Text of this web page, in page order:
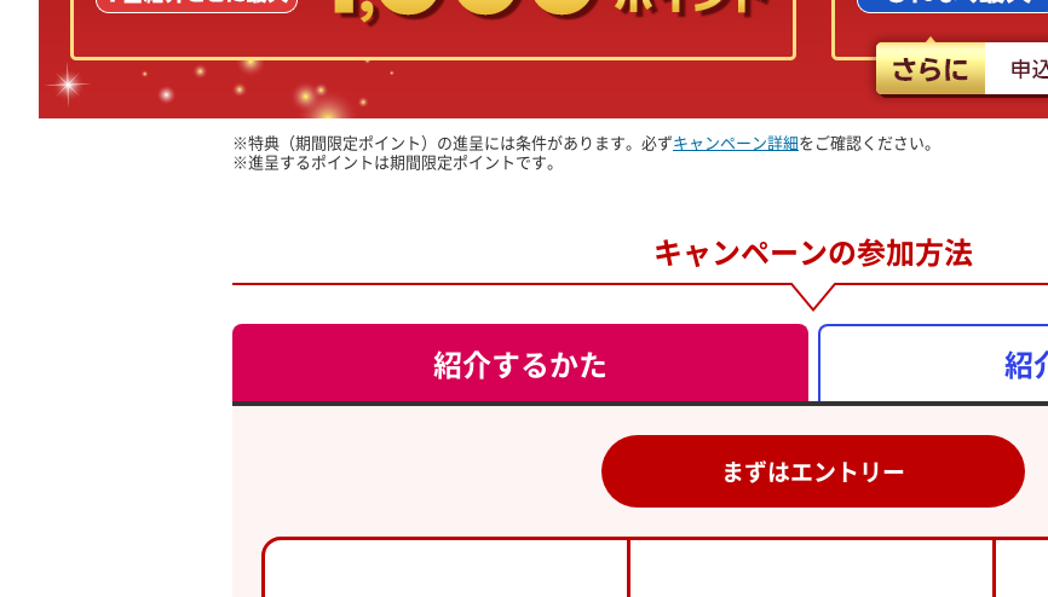
特典（期間限定ポイント）の進呈には条件があります。必ずキャンペーン詳細をご確認ください。
進呈するポイントは期間限定ポイントです。
キャンペーンの参加方法
紹介するかた 紹
まずはエントリー